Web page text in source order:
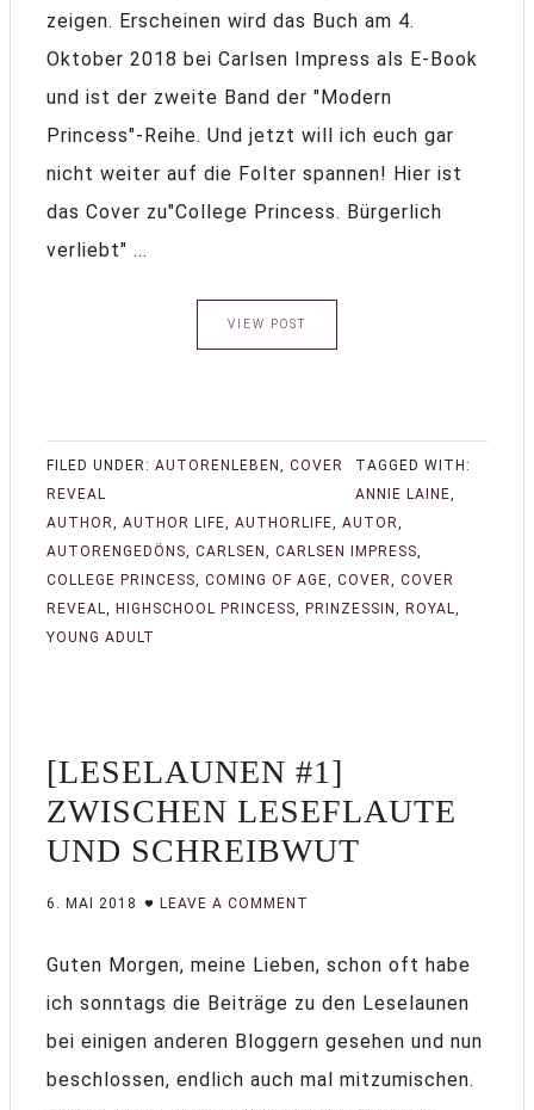
zeigen. Erscheinen wird das Buch am 4.
Oktober 2018 bei Carlsen Impress als E-Book
und ist der zweite Band der "Modern
Princess"-Reihe. Und jetzt will ich euch gar
nicht weiter auf die Folter spannen! Hier ist
das Cover zu"College Princess. Bürgerlich
verliebt" ...
VIEW POST
FILED UNDER: AUTORENLEBEN , COVER
REVEAL
TAGGED WITH:
ANNIE LAINE,
AUTHOR, AUTHOR LIFE, AUTHORLIFE, AUTOR,
AUTORENGEDÖNS, CARLSEN , CARLSEN IMPRESS,
COLLEGE PRINCESS, COMING OF AGE, COVER, COVER
REVEAL, HIGHSCHOOL PRINCESS, PRINZESSIN , ROYAL,
YOUNG ADULT
[LESELAUNEN #1]
ZWISCHEN LESEFLAUTE
UND SCHREIBWUT
6. MAI 2018 LEAVE A COMMENT
Guten Morgen, meine Lieben, schon oft habe
ich sonntags die Beiträge zu den Leselaunen
bei einigen anderen Bloggern gesehen und nun
beschlossen, endlich auch mal mitzumischen.